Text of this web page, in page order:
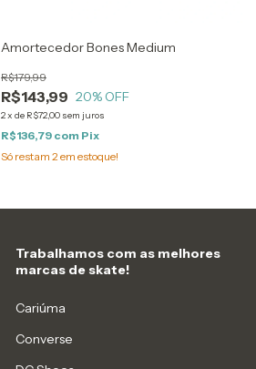
Amortecedor Bones Medium
R$143,99
R$179,99
20% OFF
2x de R$72,00 sem juros
R$136,79 com Pix
Só restam 2 em estoque!
Trabalhamos com as melhores
marcas de skate!
Cariúma
Converse